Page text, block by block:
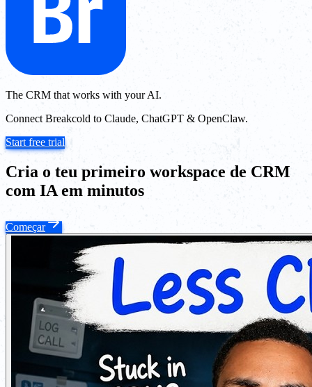
The CRM that works with your AI.
Connect Breakcold to Claude, ChatGPT & OpenClaw.
Start free trial
Cria o teu primeiro workspace de CRM
com IA em minutos
Começar